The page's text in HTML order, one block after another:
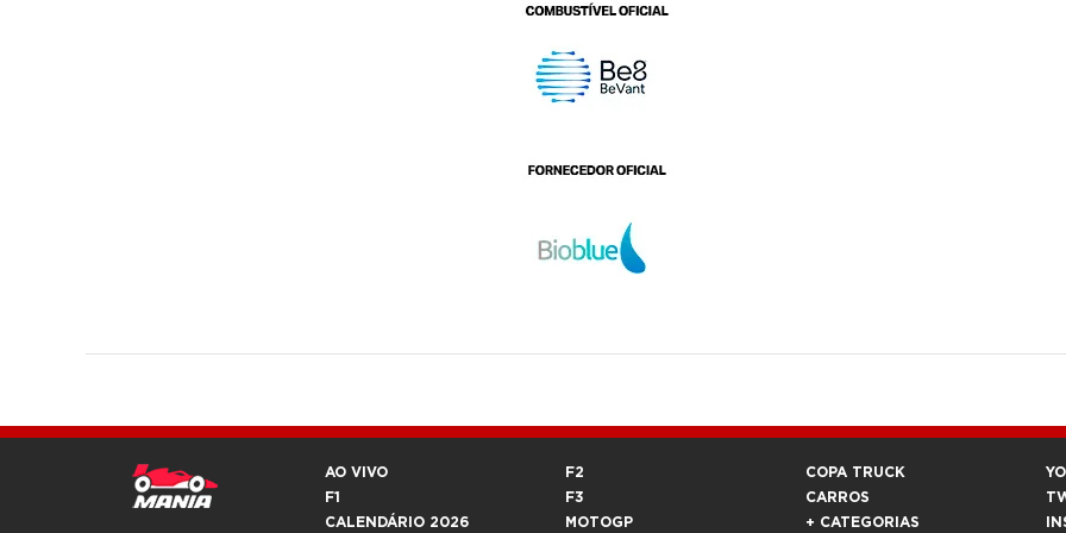
AO VIVO
F1
CALENDÁRIO 2026
F2
F3
MOTOGP
COPA TRUCK
CARROS
+ CATEGORIAS